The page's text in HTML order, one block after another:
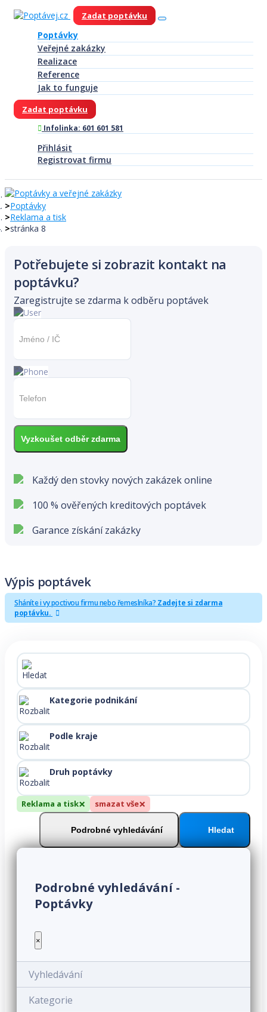
Zadat poptávku
Poptávky
Veřejné zakázky
Realizace
Reference
Jak to funguje
Zadat poptávku
Infolinka: 601 601 581
Přihlásit
Registrovat firmu
Poptávky
Reklama a tisk
stránka 8
Potřebujete si zobrazit kontakt na
poptávku?
Zaregistrujte se zdarma k odběru poptávek
Vyzkoušet odběr zdarma
Každý den stovky nových zakázek online
100 % ověřených kreditových poptávek
Garance získání zakázky
Výpis poptávek
Sháníte i vy poctivou firmu nebo řemeslníka? Zadejte si zdarma
poptávku.
Kategorie podnikání
Podle kraje
Druh poptávky
Reklama a tisk× smazat vše×
Podrobné vyhledávání Hledat
Podrobné vyhledávání -
Poptávky
×
Vyhledávání
Kategorie